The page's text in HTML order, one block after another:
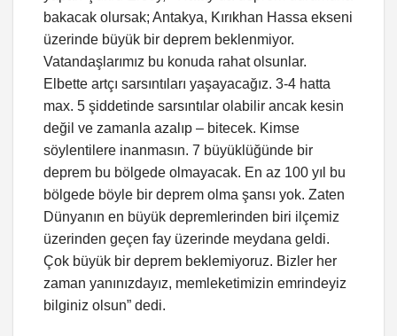
bakacak olursak; Antakya, Kırıkhan Hassa ekseni
üzerinde büyük bir deprem beklenmiyor.
Vatandaşlarımız bu konuda rahat olsunlar.
Elbette artçı sarsıntıları yaşayacağız. 3-4 hatta
max. 5 şiddetinde sarsıntılar olabilir ancak kesin
değil ve zamanla azalıp – bitecek. Kimse
söylentilere inanmasın. 7 büyüklüğünde bir
deprem bu bölgede olmayacak. En az 100 yıl bu
bölgede böyle bir deprem olma şansı yok. Zaten
Dünyanın en büyük depremlerinden biri ilçemiz
üzerinden geçen fay üzerinde meydana geldi.
Çok büyük bir deprem beklemiyoruz. Bizler her
zaman yanınızdayız, memleketimizin emrindeyiz
bilginiz olsun” dedi.